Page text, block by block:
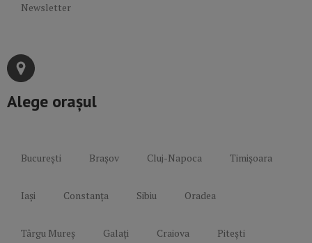
Newsletter
Alege orașul
București Brașov Cluj-Napoca Timișoara
Iași Constanța Sibiu Oradea
Târgu Mureș Galați Craiova Pitești